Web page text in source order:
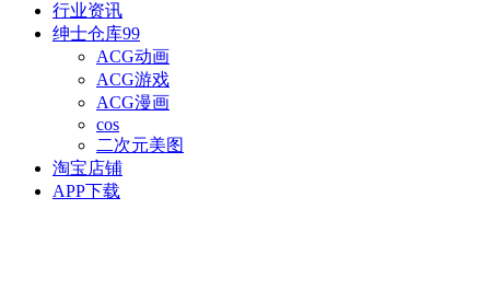
行业资讯
绅士仓库99
ACG动画
ACG游戏
ACG漫画
cos
二次元美图
淘宝店铺
APP下载